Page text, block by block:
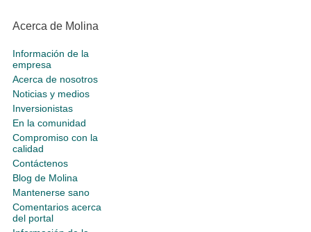
Acerca de Molina
Información de la
empresa
Acerca de nosotros
Noticias y medios
Inversionistas
En la comunidad
Compromiso con la
calidad
Contáctenos
Blog de Molina
Mantenerse sano
Comentarios acerca
del portal